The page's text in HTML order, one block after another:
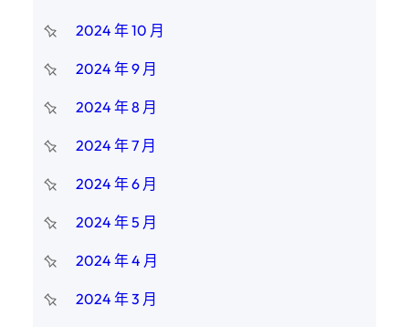
2024 年 10 月
2024 年 9 月
2024 年 8 月
2024 年 7 月
2024 年 6 月
2024 年 5 月
2024 年 4 月
2024 年 3 月